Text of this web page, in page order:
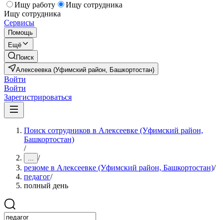
Ищу работу
Ищу сотрудника
Ищу сотрудника
Сервисы
Помощь
Ещё
Поиск
Алексеевка (Уфимский район, Башкортостан)
Войти
Войти
Зарегистрироваться
Поиск сотрудников в Алексеевке (Уфимский район,
Башкортостан)
/
... /
резюме в Алексеевке (Уфимский район, Башкортостан)/
педагог/
полный день